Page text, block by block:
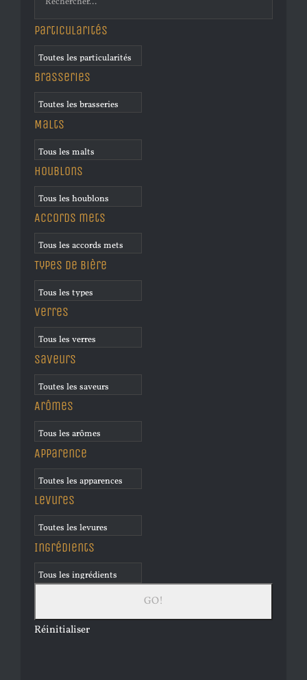
Particularités
Brasseries
Malts
Houblons
Accords mets
Types de bière
Verres
Saveurs
Arômes
Apparence
Levures
Ingrédients
Réinitialiser